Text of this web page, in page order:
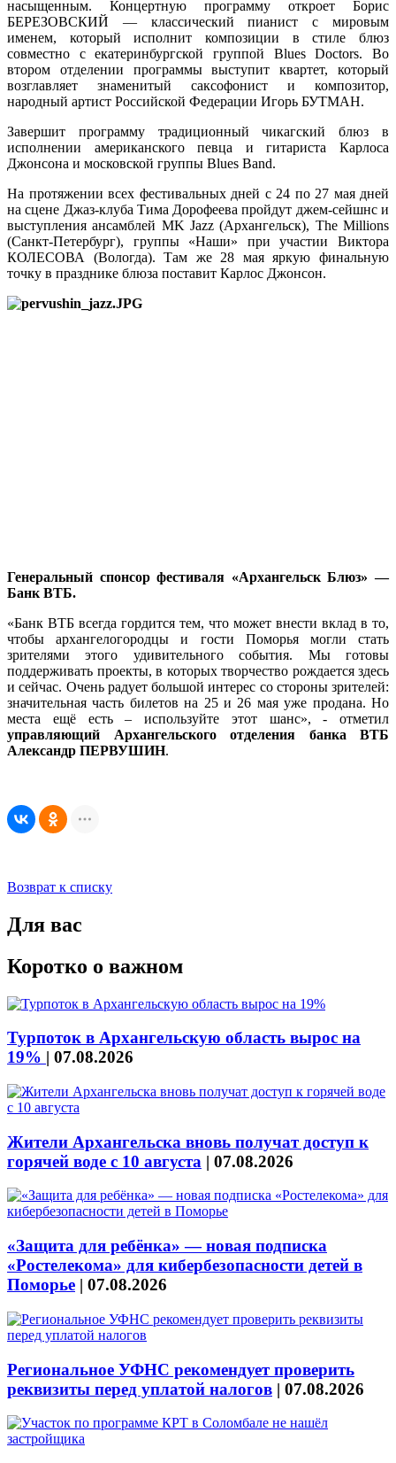
насыщенным. Концертную программу откроет Борис
БЕРЕЗОВСКИЙ — классический пианист с мировым
именем, который исполнит композиции в стиле блюз
совместно с екатеринбургской группой Blues Doctors. Во
втором отделении программы выступит квартет, который
возглавляет знаменитый саксофонист и композитор,
народный артист Российской Федерации Игорь БУТМАН.
Завершит программу традиционный чикагский блюз в
исполнении американского певца и гитариста Карлоса
Джонсона и московской группы Blues Band.
На протяжении всех фестивальных дней с 24 по 27 мая дней
на сцене Джаз-клуба Тима Дорофеева пройдут джем-сейшнс и
выступления ансамблей MK Jazz (Архангельск), The Millions
(Санкт-Петербург), группы «Наши» при участии Виктора
КОЛЕСОВА (Вологда). Там же 28 мая яркую финальную
точку в празднике блюза поставит Карлос Джонсон.
Генеральный спонсор фестиваля «Архангельск Блюз» —
Банк ВТБ.
«Банк ВТБ всегда гордится тем, что может внести вклад в то,
чтобы архангелогородцы и гости Поморья могли стать
зрителями этого удивительного события. Мы готовы
поддерживать проекты, в которых творчество рождается здесь
и сейчас. Очень радует большой интерес со стороны зрителей:
значительная часть билетов на 25 и 26 мая уже продана. Но
места ещё есть – используйте этот шанс», - отметил
управляющий Архангельского отделения банка ВТБ
Александр ПЕРВУШИН.
Возврат к списку
Для вас
Коротко о важном
Турпоток в Архангельскую область вырос на
19% | 07.08.2026
Жители Архангельска вновь получат доступ к
горячей воде с 10 августа | 07.08.2026
«Защита для ребёнка» — новая подписка
«Ростелекома» для кибербезопасности детей в
Поморье | 07.08.2026
Региональное УФНС рекомендует проверить
реквизиты перед уплатой налогов | 07.08.2026